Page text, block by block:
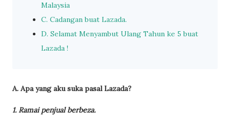
Malaysia
C. Cadangan buat Lazada.
D. Selamat Menyambut Ulang Tahun ke 5 buat
Lazada !
A. Apa yang aku suka pasal Lazada?
1. Ramai penjual berbeza.